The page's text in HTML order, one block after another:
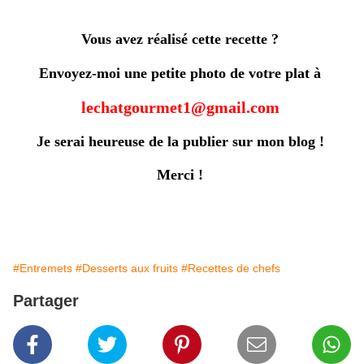
Vous avez réalisé cette recette ?
Envoyez-moi une petite photo de votre plat à
lechatgourmet1@gmail.com
Je serai heureuse de la publier sur mon blog !
Merci !
#Entremets #Desserts aux fruits #Recettes de chefs
Partager